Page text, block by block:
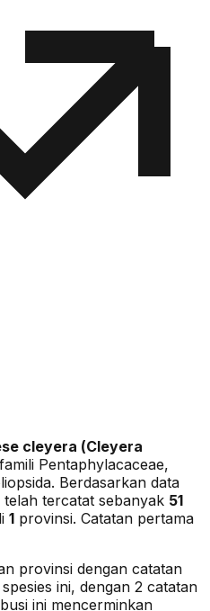
cleyera (Cleyera
Pentaphylacaceae,
. Berdasarkan data
tercatat sebanyak 51
1 provinsi. Catatan pertama
provinsi dengan catatan
ini, dengan 2 catatan
ini mencerminkan